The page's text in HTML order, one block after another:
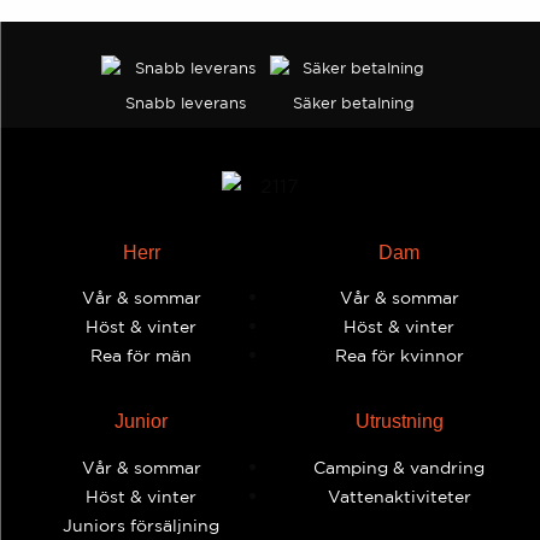
Snabb leverans Säker betalning
Herr
Vår & sommar
Höst & vinter
Rea för män
Dam
Vår & sommar
Höst & vinter
Rea för kvinnor
Junior
Vår & sommar
Höst & vinter
Juniors försäljning
Utrustning
Camping & vandring
Vattenaktiviteter